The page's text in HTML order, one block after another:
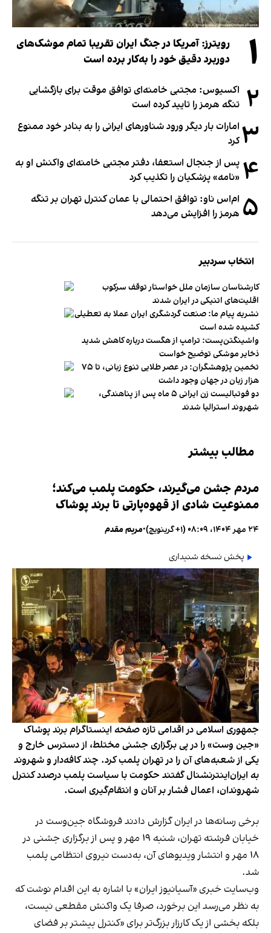
۱
رویترز: آمریکا در جنگ ایران تقریبا تمام موشک‌های
دوربرد دقیق خود را به‌کار برده است
۲ اکسیوس: مجتبی خامنه‌ای توافق موقت برای بازگشایی
تنگه هرمز را تایید کرده است
۳ امارات بار دیگر ورود شناورهای ایرانی را به بنادر خود ممنوع
کرد
۴ پس از جنجال استعفا، دفتر مجتبی خامنه‌ای واکنش او به
«نامه» پزشکیان را تکذیب کرد
۵ ام‌اس ناو: توافق احتمالی با عمان کنترل تهران بر تنگه
هرمز را افزایش می‌دهد
انتخاب سردبیر
کارشناسان سازمان ملل خواستار توقف سرکوب
اقلیت‌های اتنیکی در ایران شدند
نشریه پیام ما: صنعت گردشگری ایران عملا به تعطیلی
کشیده شده است
واشینگتن‌پست: ترامپ از هگست درباره کاهش شدید
ذخایر موشکی توضیح خواست
تخمین پژوهشگران: در عصر طلایی تنوع زبانی، تا ۷۵
هزار زبان در جهان وجود داشت
دو فوتبالیست زن ایرانی ۵ ماه پس از پناهندگی،
شهروند استرالیا شدند
مطالب بیشتر
مردم جشن می‌گیرند، حکومت پلمب می‌کند؛
ممنوعیت شادی از قهوه‌پارتی تا برند پوشاک
۲۴ مهر ۱۴۰۴، ۰۸:۰۹ (‎+۱ گرینویچ) •مریم مقدم
پخش نسخه شنیداری
جمهوری اسلامی در اقدامی تازه صفحه اینستاگرام برند پوشاک
«جین وست» را در پی برگزاری جشنی مختلط، از دسترس خارج و
یکی از شعبه‌های آن را در تهران پلمب کرد. چند کافه‌‌دار و شهروند
به ایران‌اینترنشنال گفتند حکومت با سیاست پلمب درصدد کنترل
شهروندان، اعمال فشار بر آنان و انتقام‌گیری است.
برخی رسانه‌ها در ایران گزارش دادند فروشگاه جین‌وست در
خیابان فرشته تهران، شنبه ۱۹ مهر و پس از برگزاری جشنی در
۱۸ مهر و انتشار ویدیوهای آن، به‌دست نیروی انتظامی پلمب
شد.
وب‌سایت خبری «آسیانیوز ایران» با اشاره به این اقدام نوشت که
به نظر می‌رسد این برخورد، صرفا یک واکنش مقطعی نیست،
بلکه بخشی از یک کارزار بزرگ‌تر برای «کنترل بیشتر بر فضای